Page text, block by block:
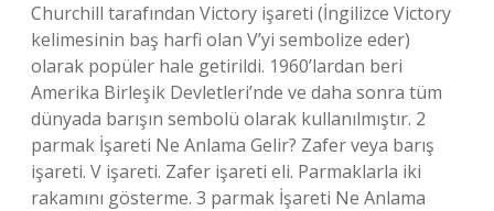
Churchill tarafından Victory işareti (İngilizce Victory
kelimesinin baş harfi olan V’yi sembolize eder)
olarak popüler hale getirildi. 1960’lardan beri
Amerika Birleşik Devletleri’nde ve daha sonra tüm
dünyada barışın sembolü olarak kullanılmıştır. 2
parmak İşareti Ne Anlama Gelir? Zafer veya barış
işareti. V işareti. Zafer işareti eli. Parmaklarla iki
rakamını gösterme. 3 parmak İşareti Ne Anlama